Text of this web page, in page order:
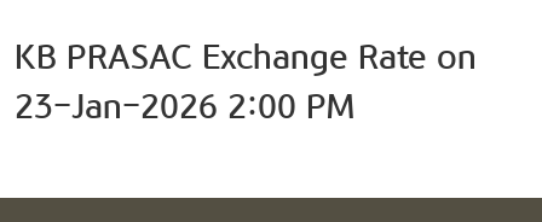
KB PRASAC Exchange Rate on
23-Jan-2026 2:00 PM